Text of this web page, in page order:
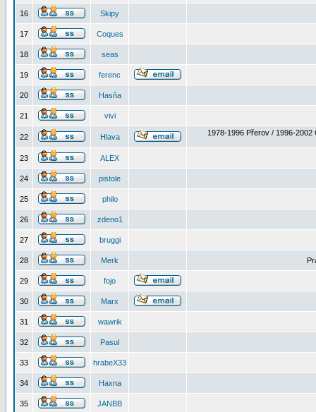
16 Skipy
17 Coques
18 seas
19 ferenc
20 Hasňa
21 vivi
22 Hlava 1978-1996 Přerov / 1996-2002
23 ALEX
24 pistole
25 philo
26 zdeno1
27 bruggi
28 Merk
29 fojo
30 Marx
31 wawrik
32 Pasul
33 hrabeX33
34 Haxna
35 JANBB